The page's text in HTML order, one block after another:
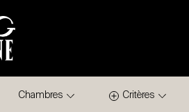
Chambres Critères